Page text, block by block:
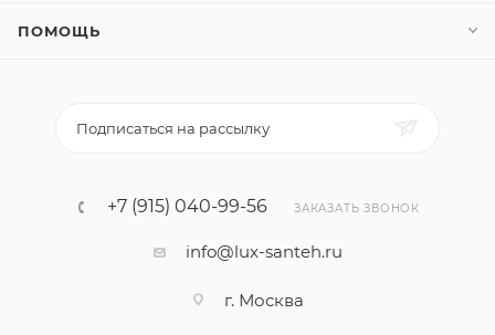
ПОМОЩЬ
Подписаться на рассылку
+7 (915) 040-99-56 ЗАКАЗАТЬ ЗВОНОК
info@lux-santeh.ru
г. Москва